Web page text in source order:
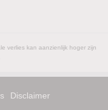
verlies kan aanzienlijk hoger zijn
Disclaimer